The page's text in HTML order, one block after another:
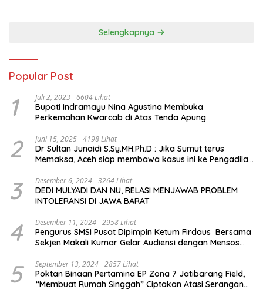
Selengkapnya
Popular Post
1 Juli 2, 2023 6604 Lihat
Bupati Indramayu Nina Agustina Membuka
Perkemahan Kwarcab di Atas Tenda Apung
2 Juni 15, 2025 4198 Lihat
Dr Sultan Junaidi S.Sy.MH.Ph.D : Jika Sumut terus
Memaksa, Aceh siap membawa kasus ini ke Pengadilan
3 Desember 6, 2024 3264 Lihat
DEDI MULYADI DAN NU, RELASI MENJAWAB PROBLEM
INTOLERANSI DI JAWA BARAT
4 Desember 11, 2024 2958 Lihat
Pengurus SMSI Pusat Dipimpin Ketum Firdaus Bersama
Sekjen Makali Kumar Gelar Audiensi dengan Mensos
5 September 13, 2024 2857 Lihat
Poktan Binaan Pertamina EP Zona 7 Jatibarang Field,
“Membuat Rumah Singgah” Ciptakan Atasi Serangan